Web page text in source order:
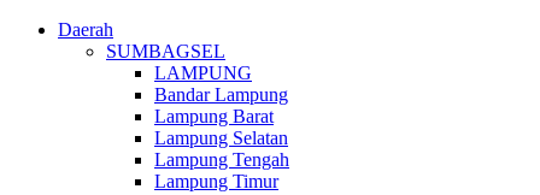
Daerah
SUMBAGSEL
LAMPUNG
Bandar Lampung
Lampung Barat
Lampung Selatan
Lampung Tengah
Lampung Timur